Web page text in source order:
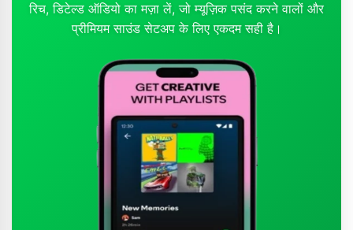
रिच, डिटेल्ड ऑडियो का मज़ा लें, जो म्यूज़िक पसंद करने वालों और
प्रीमियम साउंड सेटअप के लिए एकदम सही है।